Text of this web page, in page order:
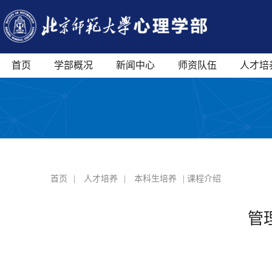
首页 学部概况 新闻中心 师资队伍 人才培
首页 人才培养 本科生培养 | 课程介绍
管